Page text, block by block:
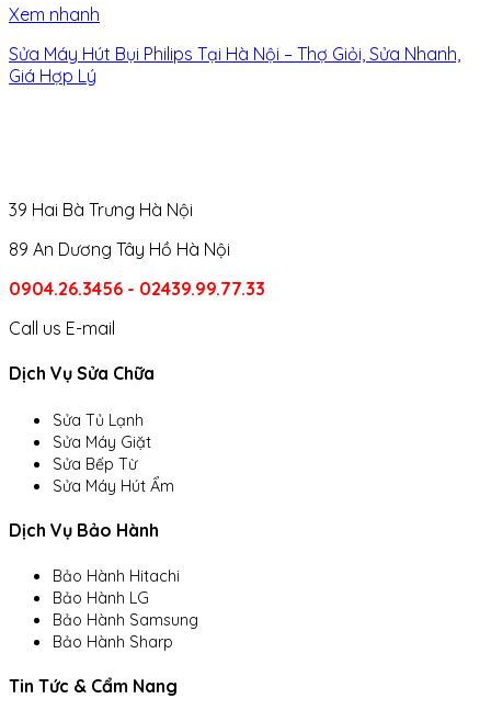
Xem nhanh
Sửa Máy Hút Bụi Philips Tại Hà Nội – Thợ Giỏi, Sửa Nhanh,
Giá Hợp Lý
39 Hai Bà Trưng Hà Nội
89 An Dương Tây Hồ Hà Nội
0904.26.3456 - 02439.99.77.33
Call us E-mail
Dịch Vụ Sửa Chữa
Sửa Tủ Lạnh
Sửa Máy Giặt
Sửa Bếp Từ
Sửa Máy Hút Ẩm
Dịch Vụ Bảo Hành
Bảo Hành Hitachi
Bảo Hành LG
Bảo Hành Samsung
Bảo Hành Sharp
Tin Tức & Cẩm Nang